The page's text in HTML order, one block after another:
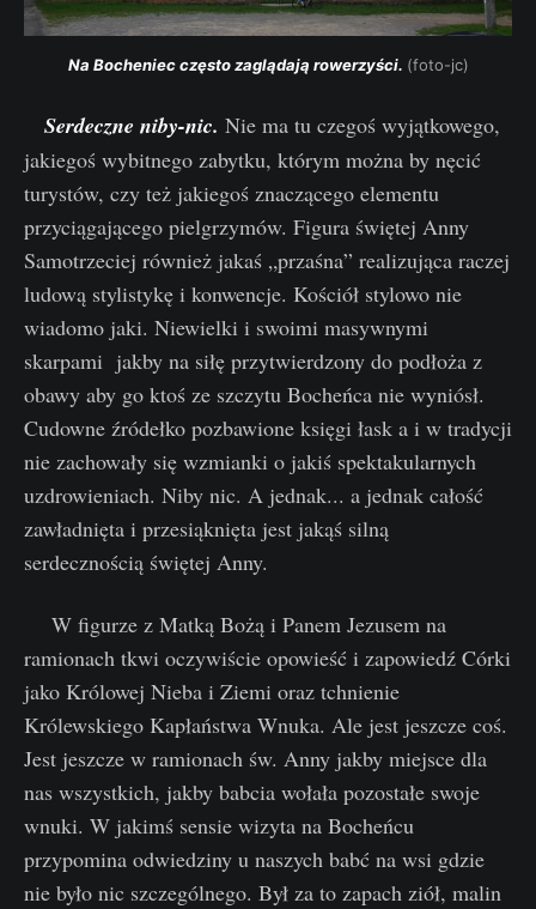
Na Bocheniec często zaglądają rowerzyści. (foto-jc)
Serdeczne niby-nic. Nie ma tu czegoś wyjątkowego,
jakiegoś wybitnego zabytku, którym można by nęcić
turystów, czy też jakiegoś znaczącego elementu
przyciągającego pielgrzymów. Figura świętej Anny
Samotrzeciej również jakaś „przaśna” realizująca raczej
ludową stylistykę i konwencje. Kościół stylowo nie
wiadomo jaki. Niewielki i swoimi masywnymi
skarpami jakby na siłę przytwierdzony do podłoża z
obawy aby go ktoś ze szczytu Bocheńca nie wyniósł.
Cudowne źródełko pozbawione księgi łask a i w tradycji
nie zachowały się wzmianki o jakiś spektakularnych
uzdrowieniach. Niby nic. A jednak... a jednak całość
zawładnięta i przesiąknięta jest jakąś silną
serdecznością świętej Anny.
W figurze z Matką Bożą i Panem Jezusem na
ramionach tkwi oczywiście opowieść i zapowiedź Córki
jako Królowej Nieba i Ziemi oraz tchnienie
Królewskiego Kapłaństwa Wnuka. Ale jest jeszcze coś.
Jest jeszcze w ramionach św. Anny jakby miejsce dla
nas wszystkich, jakby babcia wołała pozostałe swoje
wnuki. W jakimś sensie wizyta na Bocheńcu
przypomina odwiedziny u naszych babć na wsi gdzie
nie było nic szczególnego. Był za to zapach ziół, malin